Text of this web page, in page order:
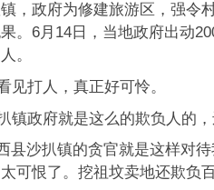
，政府为修建旅游区，强令
。6月14日，当地政府出动
。
见打人，真正好可怜。
镇政府就是这么的欺负人的
县沙扒镇的贪官就是这样对
可恨了。挖祖坟卖地还欺负